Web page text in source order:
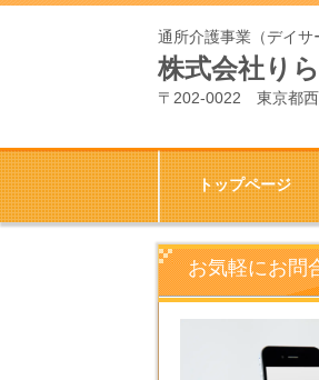
通所介護事業（デイサ
株式会社り
〒202-0022 東京都西
トップページ
お気軽にお問